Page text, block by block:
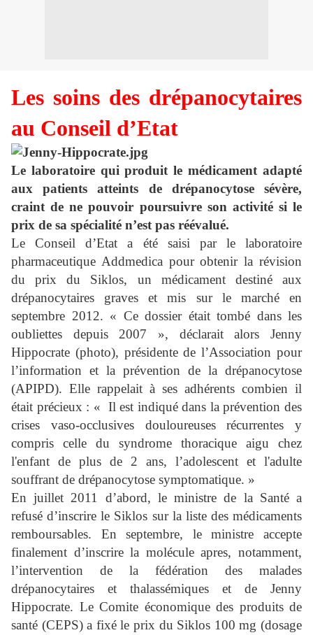
Les soins des drépanocytaires
au Conseil d’Etat
Le laboratoire qui produit le médicament adapté
aux patients atteints de drépanocytose sévère,
craint de ne pouvoir poursuivre son activité si le
prix de sa spécialité n’est pas réévalué.
Le Conseil d’Etat a été saisi par le laboratoire
pharmaceutique Addmedica pour obtenir la révision
du prix du Siklos, un médicament destiné aux
drépanocytaires graves et mis sur le marché en
septembre 2012. « Ce dossier était tombé dans les
oubliettes depuis 2007 », déclarait alors Jenny
Hippocrate (photo), présidente de l’Association pour
l’information et la prévention de la drépanocytose
(APIPD). Elle rappelait à ses adhérents combien il
était précieux : « Il est indiqué dans la prévention des
crises vaso-occlusives douloureuses récurrentes y
compris celle du syndrome thoracique aigu chez
l'enfant de plus de 2 ans, l’adolescent et l'adulte
souffrant de drépanocytose symptomatique. »
En juillet 2011 d’abord, le ministre de la Santé a
refusé d’inscrire le Siklos sur la liste des médicaments
remboursables. En septembre, le ministre accepte
finalement d’inscrire la molécule apres, notamment,
l’intervention de la fédération des malades
drépanocytaires et thalassémiques et de Jenny
Hippocrate. Le Comite économique des produits de
santé (CEPS) a fixé le prix du Siklos 100 mg (dosage